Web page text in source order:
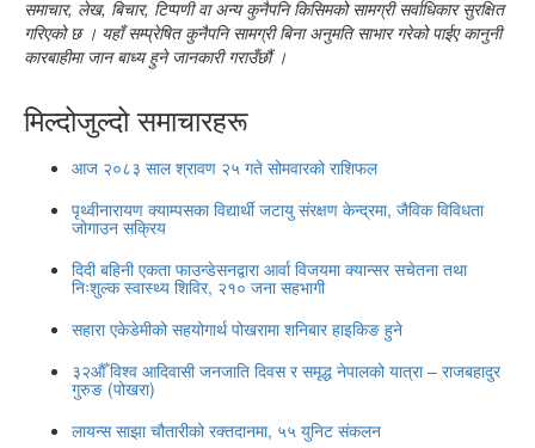
समाचार, लेख, बिचार, टिप्पणी वा अन्य कुनैपनि किसिमको सामग्री सर्वाधिकार सुरक्षित
गरिएको छ । यहाँ सम्प्रेषित कुनैपनि सामग्री बिना अनुमति साभार गरेको पाईए कानुनी
कारबाहीमा जान बाध्य हुने जानकारी गराउँछौं ।
मिल्दोजुल्दो समाचारहरू
आज २०८३ साल श्रावण २५ गते सोमवारको राशिफल
पृथ्वीनारायण क्याम्पसका विद्यार्थी जटायु संरक्षण केन्द्रमा, जैविक विविधता
जोगाउन सक्रिय
दिदी बहिनी एकता फाउन्डेसनद्वारा आर्वा विजयमा क्यान्सर सचेतना तथा
निःशुल्क स्वास्थ्य शिविर, २१० जना सहभागी
सहारा एकेडेमीको सहयोगार्थ पोखरामा शनिबार हाइकिङ हुने
३२औँ विश्व आदिवासी जनजाति दिवस र समृद्ध नेपालको यात्रा – राजबहादुर
गुरुङ (पोखरा)
लायन्स साझा चौतारीको रक्तदानमा, ५५ युनिट संकलन